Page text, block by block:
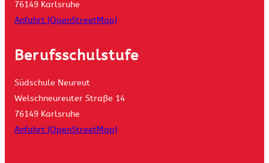
76149 Karlsruhe
Anfahrt (OpenStreetMap)
Berufsschulstufe
Südschule Neureut
Welschneureuter Straße 14
76149 Karlsruhe
Anfahrt (OpenStreetMap)